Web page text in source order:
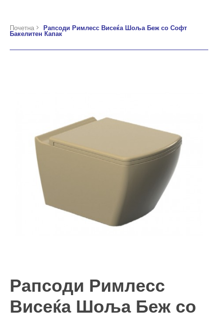
Почетна
Рапсоди Римлесс Висеќа Шоља Беж со Софт
Бакелитен Капак
Рапсоди Римлесс
Висеќа Шоља Беж со